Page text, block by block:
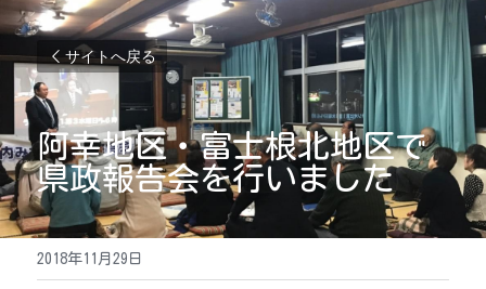
サイトへ戻る
阿幸地区・富士根北地区で
県政報告会を行いました
2018年11月29日